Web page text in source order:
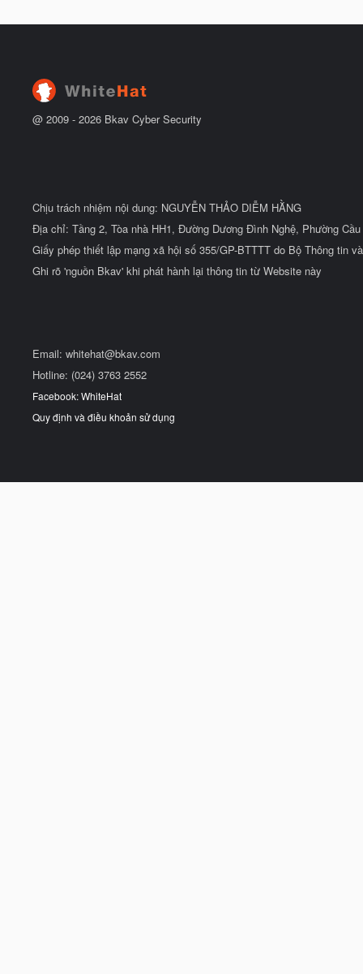
@ 2009 - 2026 Bkav Cyber Security
Chịu trách nhiệm nội dung: NGUYỄN THẢO DIỄM HẰNG
Địa chỉ: Tầng 2, Tòa nhà HH1, Đường Dương Đình Nghệ, Phường
Giấy phép thiết lập mạng xã hội số 355/GP-BTTTT do Bộ Thông tin
Ghi rõ 'nguồn Bkav' khi phát hành lại thông tin từ Website này
Email: whitehat@bkav.com
Hotline: (024) 3763 2552
Facebook: WhiteHat
Quy định và điều khoản sử dụng